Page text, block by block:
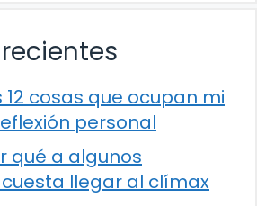
cosas que ocupan mi
personal
qué a algunos
llegar al clímax